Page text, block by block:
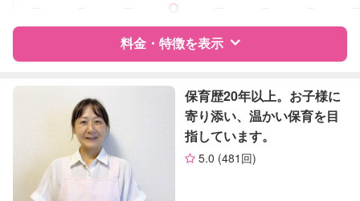
障がい児対応 対応可否は個別に相談
お引き受けしていません
お子様の撮影
（定期特典）
料金・特徴を表示
特徴 レビュー
サポートの特徴
資格
保育歴20年以上。お子様に
寄り添い、温かい保育を目
指しています。
5.0 (481回)